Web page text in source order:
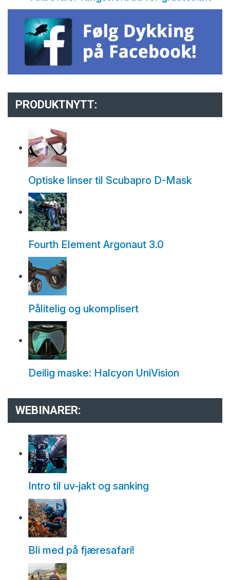
PRODUKTNYTT:
Optiske linser til Scubapro D-Mask
Fourth Element Argonaut 3.0
Pålitelig og ukomplisert
Deilig maske: Halcyon UniVision
WEBINARER:
Intro til uv-jakt og sanking
Bli med på fjæresafari!